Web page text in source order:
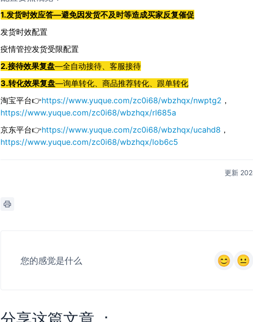
1.发货时效应答—避免因发货不及时等造成买家反复催促
发货时效配置
疫情管控发货受限配置
2.接待效果复盘—全自动接待、客服接待
3.转化效果复盘—询单转化、商品推荐转化、跟单转化
淘宝平台👉https://www.yuque.com/zc0i68/wbzhqx/nwptg2 ，
https://www.yuque.com/zc0i68/wbzhqx/rl685a
京东平台👉https://www.yuque.com/zc0i68/wbzhqx/ucahd8 ，
https://www.yuque.com/zc0i68/wbzhqx/lob6c5
更新
您的感觉是什么